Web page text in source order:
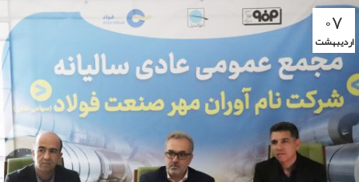
۰۷
اردیبهشت